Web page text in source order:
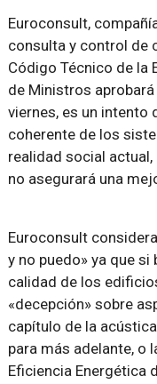
Euroconsult,
consulta y control de
Código Técnico de la
de Ministros
viernes, es un intento
coherente de los
realidad social
no asegurará una
Euroconsult
y no puedo» ya que
calidad de los
«decepción» sobre
capítulo de la
para más adelante, o
Eficiencia Energética